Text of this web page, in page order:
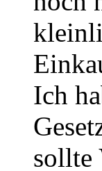
Ich
sollte